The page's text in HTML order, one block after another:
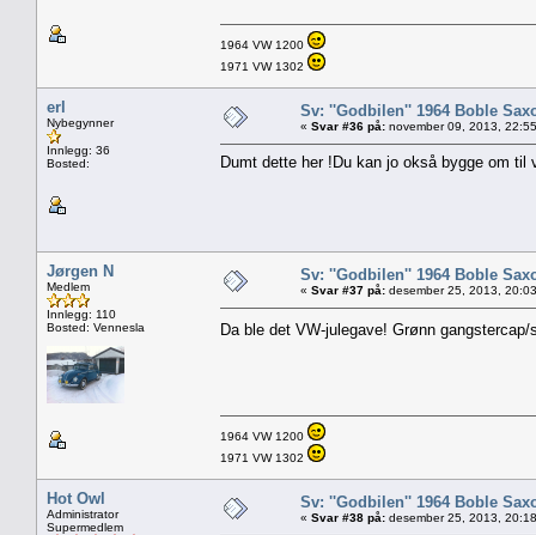
1964 VW 1200
1971 VW 1302
erl
Nybegynner
Innlegg: 36
Bosted:
Sv: ''Godbilen'' 1964 Boble
« Svar #36 på: november 09, 2013,
Dumt dette her !Du kan jo okså bygge om
Jørgen N
Medlem
Innlegg: 110
Bosted: Vennesla
Sv: ''Godbilen'' 1964 Boble
« Svar #37 på: desember 25, 2013,
Da ble det VW-julegave! Grønn
1964 VW 1200
1971 VW 1302
Hot Owl
Administrator
Supermedlem
Sv: ''Godbilen'' 1964 Boble
« Svar #38 på: desember 25, 2013,